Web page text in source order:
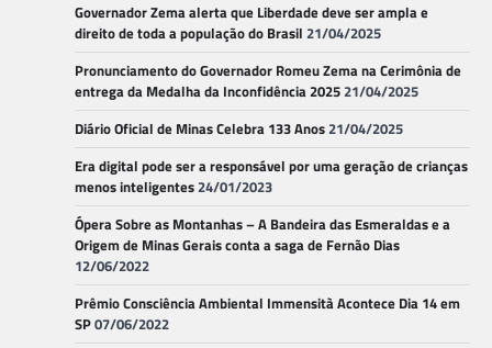
Governador Zema alerta que Liberdade deve ser ampla e
direito de toda a população do Brasil 21/04/2025
Pronunciamento do Governador Romeu Zema na Cerimônia de
entrega da Medalha da Inconfidência 202521/04/2025
Diário Oficial de Minas Celebra 133 Anos21/04/2025
Era digital pode ser a responsável por uma geração de crianças
menos inteligentes24/01/2023
Ópera Sobre as Montanhas – A Bandeira das Esmeraldas e a
Origem de Minas Gerais conta a saga de Fernão Dias
12/06/2022
Prêmio Consciência Ambiental Immensità Acontece Dia 14 em
SP07/06/2022